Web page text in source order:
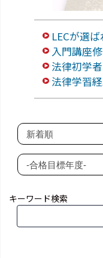
LECが選
入門講座
法律初学
法律学習
キーワード検索